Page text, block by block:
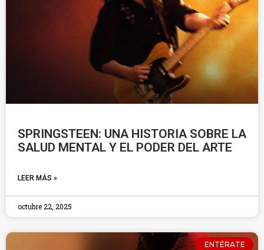
SPRINGSTEEN: UNA HISTORIA SOBRE LA
SALUD MENTAL Y EL PODER DEL ARTE
LEER MÁS »
octubre 22, 2025
ENTÉRATE